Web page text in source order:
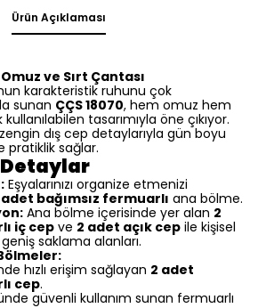
Ürün Açıklaması
ve Sırt Çantası
karakteristik ruhunu çok
sunan ÇÇS 18070, hem omuz hem
tasarımıyla öne çıkıyor.
dış cep detaylarıyla gün boyu
pratiklik sağlar.
Eşyalarınızı organize etmenizi
adet bağımsız fermuarlı ana bölme.
Ana bölme içerisinde yer alan 2
iç cep ve 2 adet açık cep ile kişisel
geniş saklama alanları.
hızlı erişim sağlayan 2 adet
cep.
güvenli kullanım sunan fermuarlı